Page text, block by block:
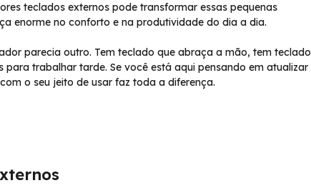
teclados externos pode transformar essas pequenas
enorme no conforto e na produtividade do dia a dia.
parecia outro. Tem teclado que abraça a mão, tem teclado
trabalhar tarde. Se você está aqui pensando em atualizar
o seu jeito de usar faz toda a diferença.